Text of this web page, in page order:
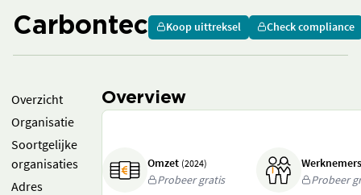
Carbontec Koop uittreksel Check compliance
Overzicht
Organisatie
Soortgelijke
organisaties
Adres
Overview
Omzet (2024)
Probeer gratis
Probeer